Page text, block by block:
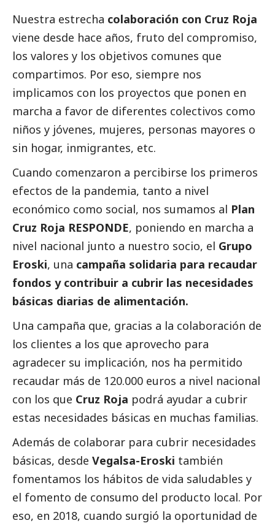
Nuestra estrecha colaboración con Cruz Roja
viene desde hace años, fruto del compromiso,
los valores y los objetivos comunes que
compartimos. Por eso, siempre nos
implicamos con los proyectos que ponen en
marcha a favor de diferentes colectivos como
niños y jóvenes, mujeres, personas mayores o
sin hogar, inmigrantes, etc.
Cuando comenzaron a percibirse los primeros
efectos de la pandemia, tanto a nivel
económico como social, nos sumamos al Plan
Cruz Roja RESPONDE, poniendo en marcha a
nivel nacional junto a nuestro socio, el Grupo
Eroski, una campaña solidaria para recaudar
fondos y contribuir a cubrir las necesidades
básicas diarias de alimentación.
Una campaña que, gracias a la colaboración de
los clientes a los que aprovecho para
agradecer su implicación, nos ha permitido
recaudar más de 120.000 euros a nivel nacional
con los que Cruz Roja podrá ayudar a cubrir
estas necesidades básicas en muchas familias.
Además de colaborar para cubrir necesidades
básicas, desde Vegalsa-Eroski también
fomentamos los hábitos de vida saludables y
el fomento de consumo del producto local. Por
eso, en 2018, cuando surgió la oportunidad de